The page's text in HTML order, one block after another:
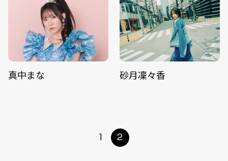
真中まな 砂月凜々香
1 2